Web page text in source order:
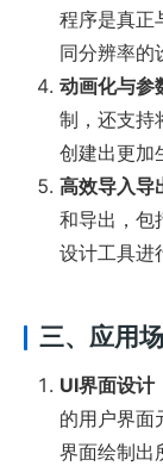
程序是真正
同分辨率的
动画化与参
制，还支持
创建出更加
高效导入导
和导出，包
设计工具进
三、应用
UI界面设计
的用户界面
界面绘制出